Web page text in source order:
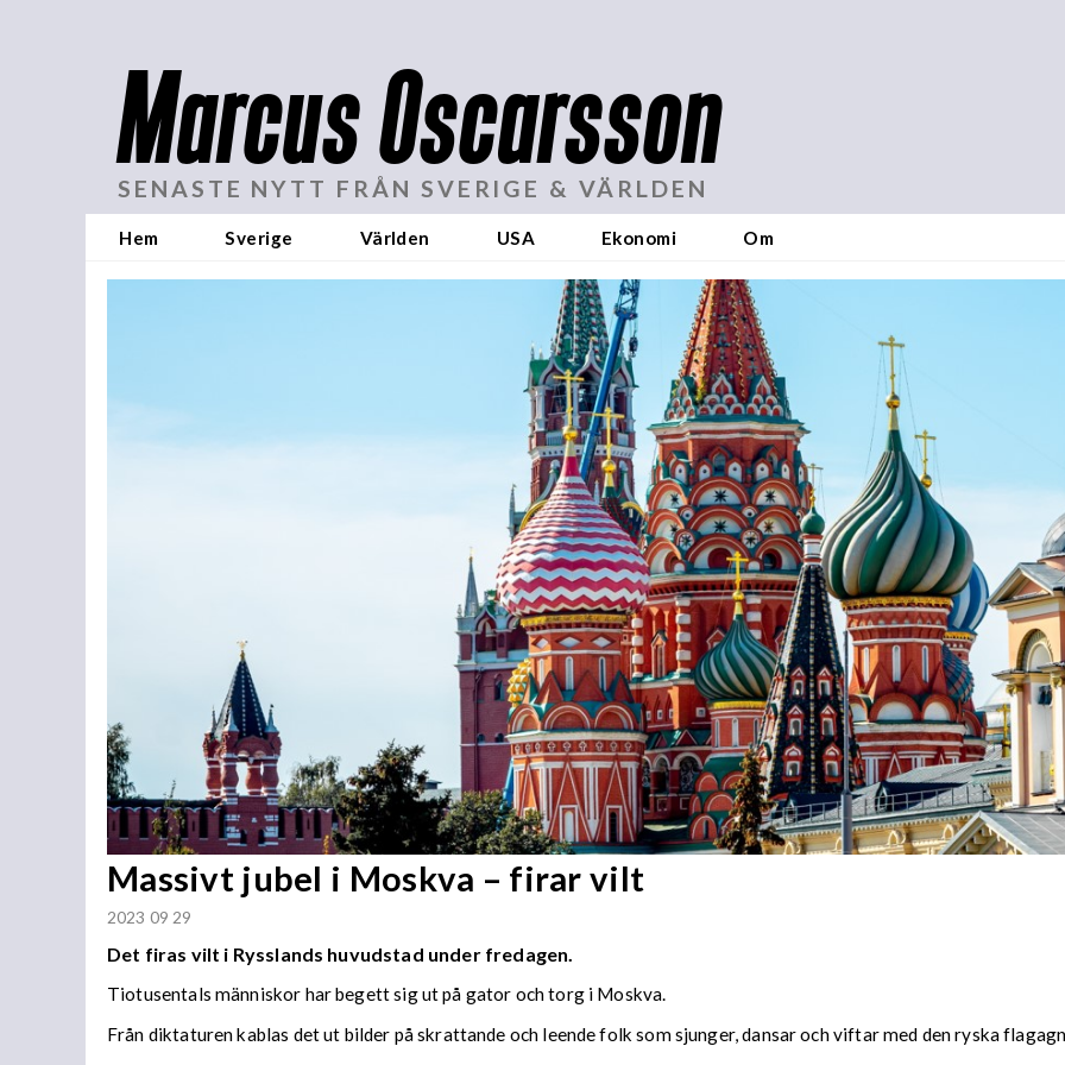
Marcus Oscarsson
SENASTE NYTT FRÅN SVERIGE & VÄRLDEN
Hem Sverige Världen USA Ekonomi Om
Massivt jubel i Moskva – firar vilt
2023 09 29
Det firas vilt i Rysslands huvudstad under fredagen.
Tiotusentals människor har begett sig ut på gator och torg i Moskva.
Från diktaturen kablas det ut bilder på skrattande och leende folk som sjunger, dansar och viftar med den ryska